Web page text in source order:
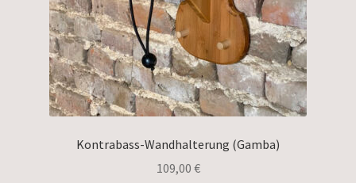
Kontrabass-Wandhalterung (Gamba)
109,00 €